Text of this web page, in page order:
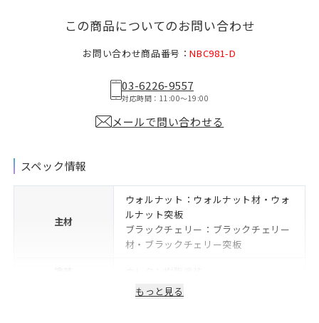
この商品についてのお問い合わせ
お問い合わせ商品番号：NBC981-D
03-6226-9557
対応時間：11:00〜19:00
メールで問い合わせる
スペック情報
主材
ウォルナット：ウォルナット材・ウォ
ルナット突板
ブラックチェリー：ブラックチェリー
材・ブラックチェリー突板
15cm
もっと見る